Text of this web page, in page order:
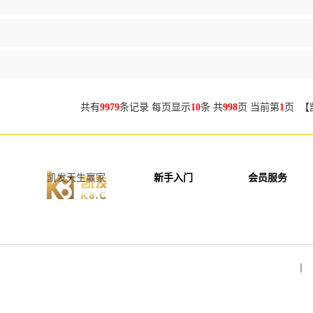
共有9979条记录 每页显示10条 共998页 当前第1页 【
凯发天生赢家 新手入门 会员服务